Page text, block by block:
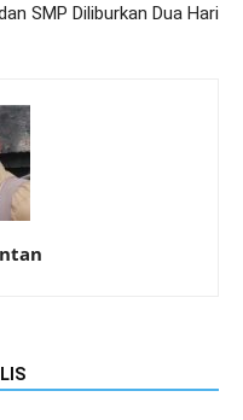
SMP Diliburkan Dua Hari